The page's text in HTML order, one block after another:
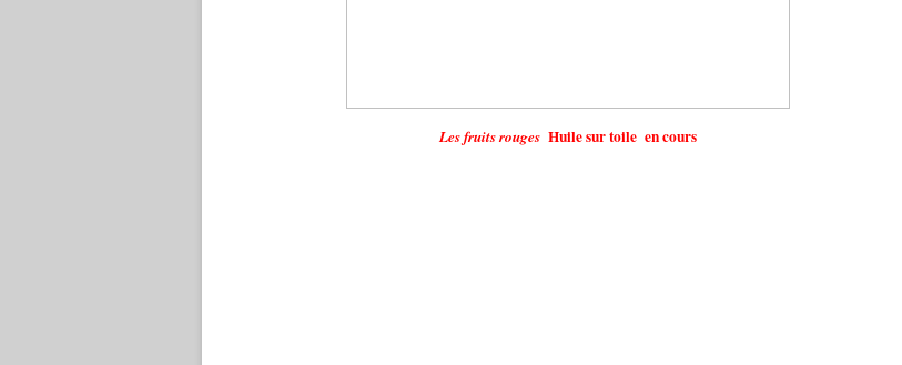
Les fruits rouges Huile sur toile en cours